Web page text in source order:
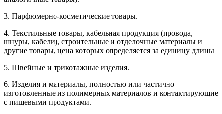
3. Парфюмерно-косметические товары.
4. Текстильные товары, кабельная продукция (провода,
шнуры, кабели), строительные и отделочные материалы и
другие товары, цена которых определяется за единицу длины
5. Швейные и трикотажные изделия.
6. Изделия и материалы, полностью или частично
изготовленные из полимерных материалов и контактирующие
с пищевыми продуктами.